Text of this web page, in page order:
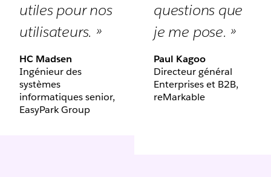
utiles pour nos
utilisateurs. »
HC Madsen
Ingénieur des
systèmes
informatiques senior,
EasyPark Group
questions que
je me pose. »
Paul Kagoo
Directeur général
Enterprises et B2B,
reMarkable